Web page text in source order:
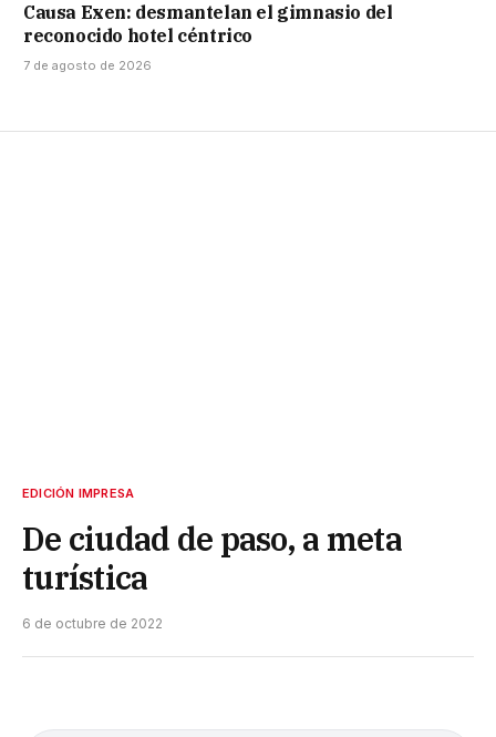
Causa Exen: desmantelan el gimnasio del
reconocido hotel céntrico
7 de agosto de 2026
EDICIÓN IMPRESA
De ciudad de paso, a meta
turística
6 de octubre de 2022